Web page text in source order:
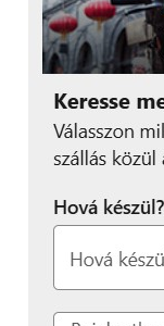
30-as stand).
LX-
Natív
3 x
óra